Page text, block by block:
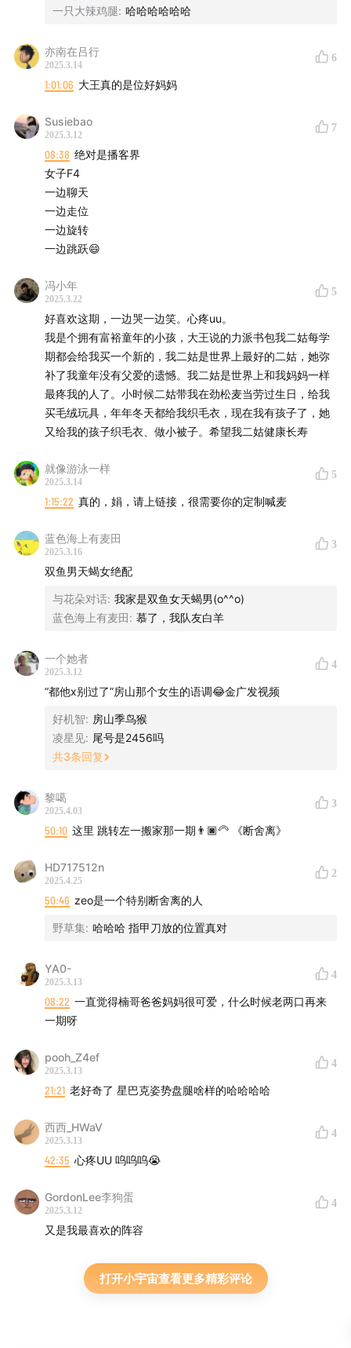
一只大辣鸡腿: 哈哈哈哈哈哈
亦南在吕行
2025.3.14
6
1:01:06 大王真的是位好妈妈
Susiebao
2025.3.12
7
08:38 绝对是播客界
女子F4
一边聊天
一边走位
一边旋转
一边跳跃😄
冯小年
2025.3.22
5
好喜欢这期，一边哭一边笑。心疼uu。
我是个拥有富裕童年的小孩，大王说的力派书包我二姑每学
期都会给我买一个新的，我二姑是世界上最好的二姑，她弥
补了我童年没有父爱的遗憾。我二姑是世界上和我妈妈一样
最疼我的人了。小时候二姑带我在劲松麦当劳过生日，给我
买毛绒玩具，年年冬天都给我织毛衣，现在我有孩子了，她
又给我的孩子织毛衣、做小被子。希望我二姑健康长寿
就像游泳一样
2025.3.14
5
1:15:22 真的，娟，请上链接，很需要你的定制喊麦
蓝色海上有麦田
2025.3.16
3
双鱼男天蝎女绝配
与花朵对话: 我家是双鱼女天蝎男(o^^o)
蓝色海上有麦田: 慕了，我队友白羊
一个她者
2025.3.12
4
“都他x别过了”房山那个女生的语调😂金广发视频
好机智: 房山季鸟猴
凌星见: 尾号是2456吗
共3条回复
黎噶
2025.4.03
3
50:10 这里 跳转左一搬家那一期👨🏿‍🦳 《断舍离》
HD717512n
2025.4.25
2
50:46 zeo是一个特别断舍离的人
野草集: 哈哈哈 指甲刀放的位置真对
YA0-
2025.3.13
4
08:22 一直觉得楠哥爸爸妈妈很可爱，什么时候老两口再来
一期呀
pooh_Z4ef
2025.3.13
4
21:21 老好奇了 星巴克姿势盘腿啥样的哈哈哈哈
西西_HWaV
2025.3.13
4
42:35 心疼UU 呜呜呜😭
GordonLee李狗蛋
2025.3.12
4
又是我最喜欢的阵容
打开小宇宙查看更多精彩评论